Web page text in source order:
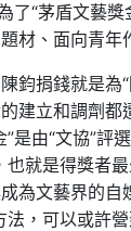
了“茅盾文藝獎
材、面向青年
鈞捐錢就是為
建立和調劑都
是由“文協”評
也就是得獎者
為文藝界的自
法，可以或許